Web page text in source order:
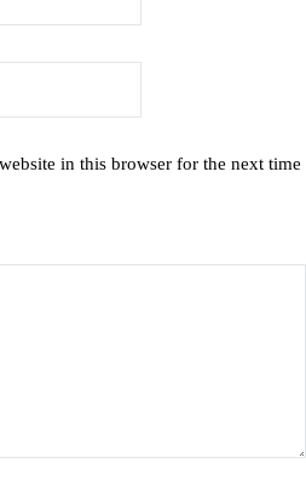
in this browser for the next time